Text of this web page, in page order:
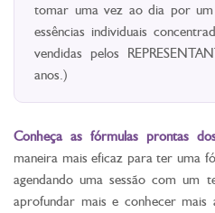
tomar uma vez ao dia por
essências individuais
vendidas pelos
anos.)
Conheça as fórmulas prontas
maneira mais eficaz para ter uma
agendando uma sessão com um
aprofundar mais e conhecer mais